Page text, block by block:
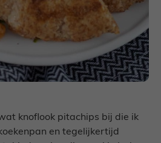
knoflook pitachips bij die ik
en tegelijkertijd